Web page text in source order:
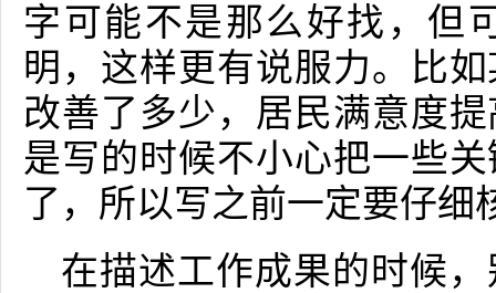
字可能不是那么好找，但
明，这样更有说服力。比
改善了多少，居民满意度
是写的时候不小心把一些
了，所以写之前一定要仔细
在描述工作成果的时候